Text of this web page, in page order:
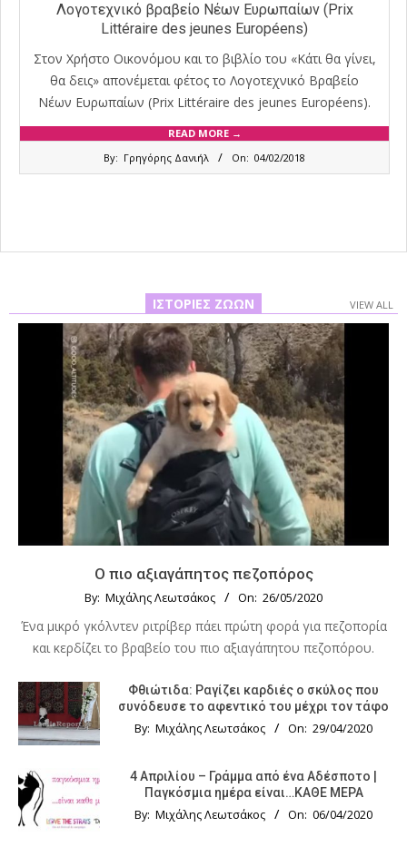
Λογοτεχνικό βραβείο Νέων Ευρωπαίων (Prix
Littéraire des jeunes Européens)
Στον Χρήστο Οικονόμου και το βιβλίο του «Κάτι θα γίνει,
θα δεις» απονέμεται φέτος το Λογοτεχνικό Βραβείο
Νέων Ευρωπαίων (Prix Littéraire des jeunes Européens).
READ MORE →
By: Γρηγόρης Δανιήλ On: 04/02/2018
ΙΣΤΟΡΊΕΣ ΖΏΩΝ VIEW ALL
Ο πιο αξιαγάπητος πεζοπόρος
By: Μιχάλης Λεωτσάκος On: 26/05/2020
Ένα μικρό γκόλντεν ριτρίβερ πάει πρώτη φορά για πεζοπορία
και κερδίζει το βραβείο του πιο αξιαγάπητου πεζοπόρου.
Φθιώτιδα: Ραγίζει καρδιές ο σκύλος που
συνόδευσε το αφεντικό του μέχρι τον τάφο
By: Μιχάλης Λεωτσάκος On: 29/04/2020
4 Απριλίου – Γράμμα από ένα Αδέσποτο |
Παγκόσμια ημέρα είναι…ΚΑΘΕ ΜΕΡΑ
By: Μιχάλης Λεωτσάκος On: 06/04/2020